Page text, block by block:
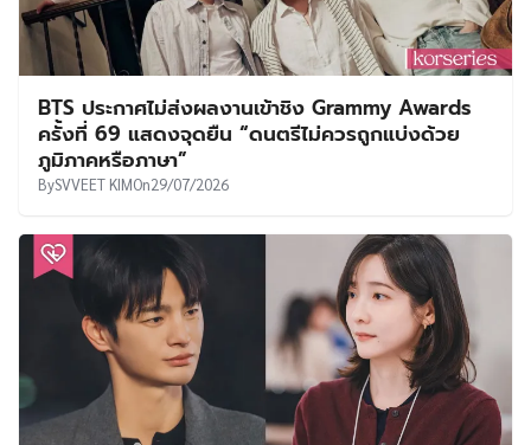
BTS ประกาศไม่ส่งผลงานเข้าชิง Grammy Awards
ครั้งที่ 69 แสดงจุดยืน “ดนตรีไม่ควรถูกแบ่งด้วย
ภูมิภาคหรือภาษา”
BySVVEET KIMOn29/07/2026